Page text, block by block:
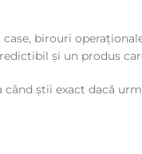
birouri
și un produs
știi exact dacă